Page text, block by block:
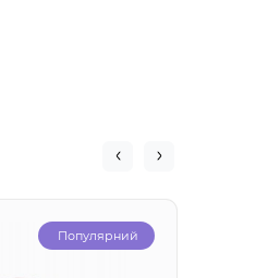
Популярний